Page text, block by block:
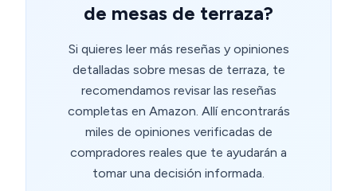
de mesas de terraza?
Si quieres leer más reseñas y opiniones
detalladas sobre mesas de terraza, te
recomendamos revisar las reseñas
completas en Amazon. Allí encontrarás
miles de opiniones verificadas de
compradores reales que te ayudarán a
tomar una decisión informada.